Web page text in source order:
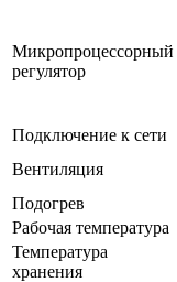
Микропроцессорный
регулятор
Подключение к сети
Вентиляция
Подогрев
Рабочая температура
Температура
хранения